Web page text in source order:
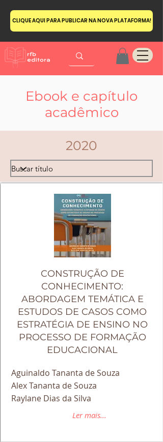
CLIQUE AQUI PARA PUBLICAR NA NOVA PLATAFORMA!
Ebook e capítulo
acadêmico
2020
CONSTRUÇÃO DE
CONHECIMENTO:
ABORDAGEM TEMÁTICA E
ESTUDOS DE CASOS COMO
ESTRATÉGIA DE ENSINO NO
PROCESSO DE FORMAÇÃO
EDUCACIONAL
Aguinaldo Tananta de Souza
Alex Tananta de Souza
Raylane Dias da Silva
Ler mais...